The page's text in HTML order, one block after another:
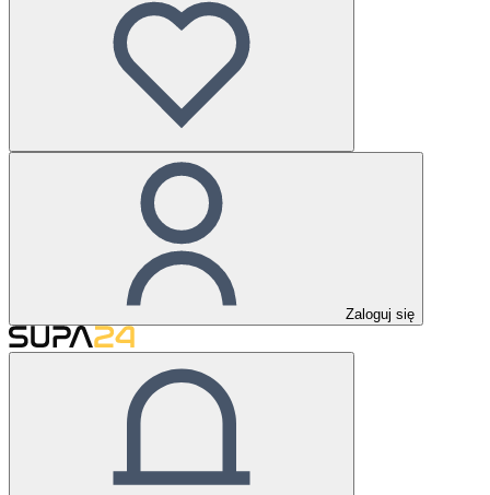
Zaloguj się